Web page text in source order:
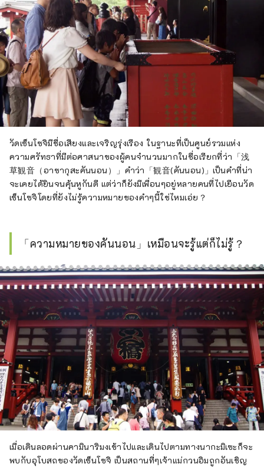
วัดเซ็นโซจิมีชื่อเสียงและเจริญรุ่งเรือง ในฐานะที่เป็นศูนย์รวมแห่ง
ความศรัทธาที่มีต่อศาสนาของผู้คนจำนวนมากในชื่อเรียกที่ว่า「浅
草観音（อาซากุสะคันนอน）」คำว่า「観音(คันนอน)」เป็นคำที่น่า
จะเคยได้ยินจนคุ้นหูกันดี แต่ว่าก็ยังมีเพื่อนๆอยู่หลายคนที่ไปเยือนวัด
เซ็นโซจิโดยที่ยังไม่รู้ความหมายของคำๆนี้ใช่ไหมเอ่ย？
「ความหมายของคันนอน」เหมือนจะรู้แต่ก็ไม่รู้？
เมื่อเดินลอดผ่านคามินาริมงเข้าไปและเดินไปตามทางนากะมิเซะก็จะ
พบกับอุโบสถของวัดเซ็นโซจิ เป็นสถานที่ๆเจ้าแม่กวนอิมถูกอันเชิญ